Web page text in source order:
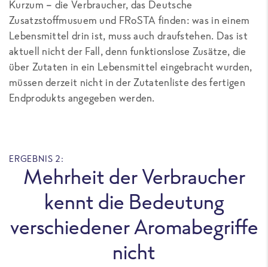
Kurzum – die Verbraucher, das Deutsche
Zusatzstoffmusuem und FRoSTA finden: was in einem
Lebensmittel drin ist, muss auch draufstehen. Das ist
aktuell nicht der Fall, denn funktionslose Zusätze, die
über Zutaten in ein Lebensmittel eingebracht wurden,
müssen derzeit nicht in der Zutatenliste des fertigen
Endprodukts angegeben werden.
ERGEBNIS 2:
Mehrheit der Verbraucher
kennt die Bedeutung
verschiedener Aromabegriffe
nicht